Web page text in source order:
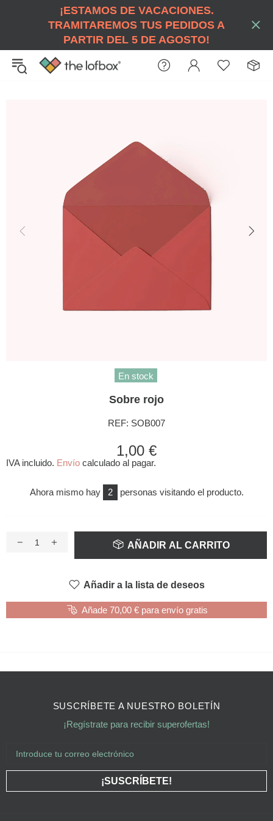
¡ESTAMOS DE VACACIONES.
TRAMITAREMOS TUS PEDIDOS A
PARTIR DEL 5 DE AGOSTO!
En stock
Sobre rojo
REF: SOB007
1,00 €
IVA incluido. Envío calculado al pagar.
Ahora mismo hay 2 personas visitando el producto.
AÑADIR AL CARRITO
Añadir a la lista de deseos
Añade 70,00 € para envío gratis
SUSCRÍBETE A NUESTRO BOLETÍN
¡Regístrate para recibir superofertas!